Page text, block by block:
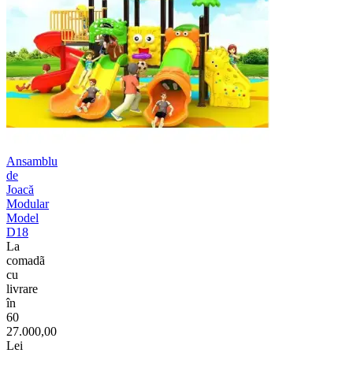
Ansamblu
de
Joacă
Modular
Model
D18
La
comadã
cu
livrare
în
60
27.000,00
Lei